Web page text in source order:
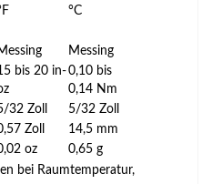
°C
Messing
bis 20 in-0,10 bis
0,14 Nm
32 Zoll
5/32 Zoll
Zoll
14,5 mm
oz
0,65 g
bei Raumtemperatur,